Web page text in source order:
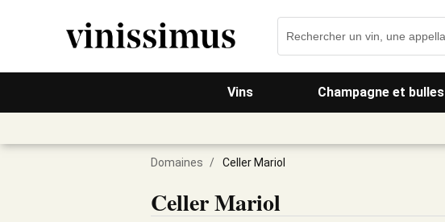
Vins Champagne et bulles
Domaines / Celler Mariol
Celler Mariol